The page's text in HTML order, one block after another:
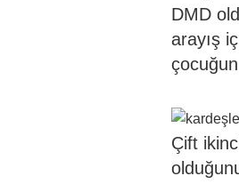
DMD
arayış
Çift